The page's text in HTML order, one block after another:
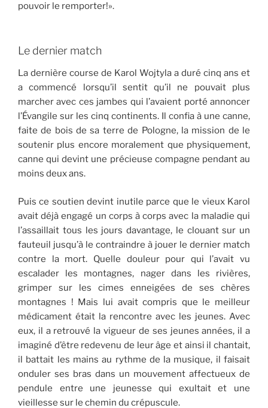
pouvoir le remporter!».
Le dernier match
La dernière course de Karol Wojtyla a duré cinq ans et
a commencé lorsqu’il sentit qu’il ne pouvait plus
marcher avec ces jambes qui l’avaient porté annoncer
l’Évangile sur les cinq continents. Il confia à une canne,
faite de bois de sa terre de Pologne, la mission de le
soutenir plus encore moralement que physiquement,
canne qui devint une précieuse compagne pendant au
moins deux ans.
Puis ce soutien devint inutile parce que le vieux Karol
avait déjà engagé un corps à corps avec la maladie qui
l’assaillait tous les jours davantage, le clouant sur un
fauteuil jusqu’à le contraindre à jouer le dernier match
contre la mort. Quelle douleur pour qui l’avait vu
escalader les montagnes, nager dans les rivières,
grimper sur les cimes enneigées de ses chères
montagnes ! Mais lui avait compris que le meilleur
médicament était la rencontre avec les jeunes. Avec
eux, il a retrouvé la vigueur de ses jeunes années, il a
imaginé d’être redevenu de leur âge et ainsi il chantait,
il battait les mains au rythme de la musique, il faisait
onduler ses bras dans un mouvement affectueux de
pendule entre une jeunesse qui exultait et une
vieillesse sur le chemin du crépuscule.